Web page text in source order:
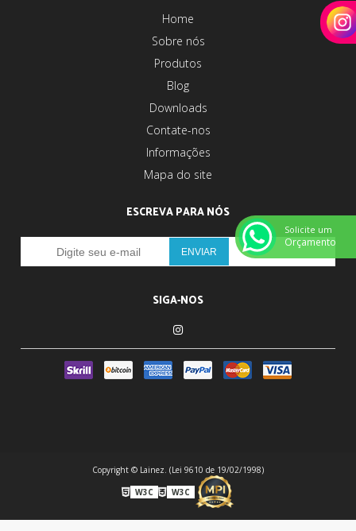
Home
Sobre nós
Produtos
Blog
Downloads
Contate-nos
Informações
Mapa do site
ESCREVA PARA NÓS
SIGA-NOS
Copyright © Lainez. (Lei 9610 de 19/02/1998)
W3C
W3C
Solicite um
Orçamento